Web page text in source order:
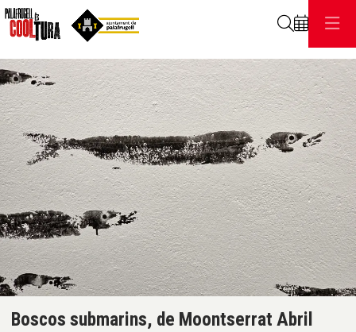
Boscos submarins, de Moontserrat Abril